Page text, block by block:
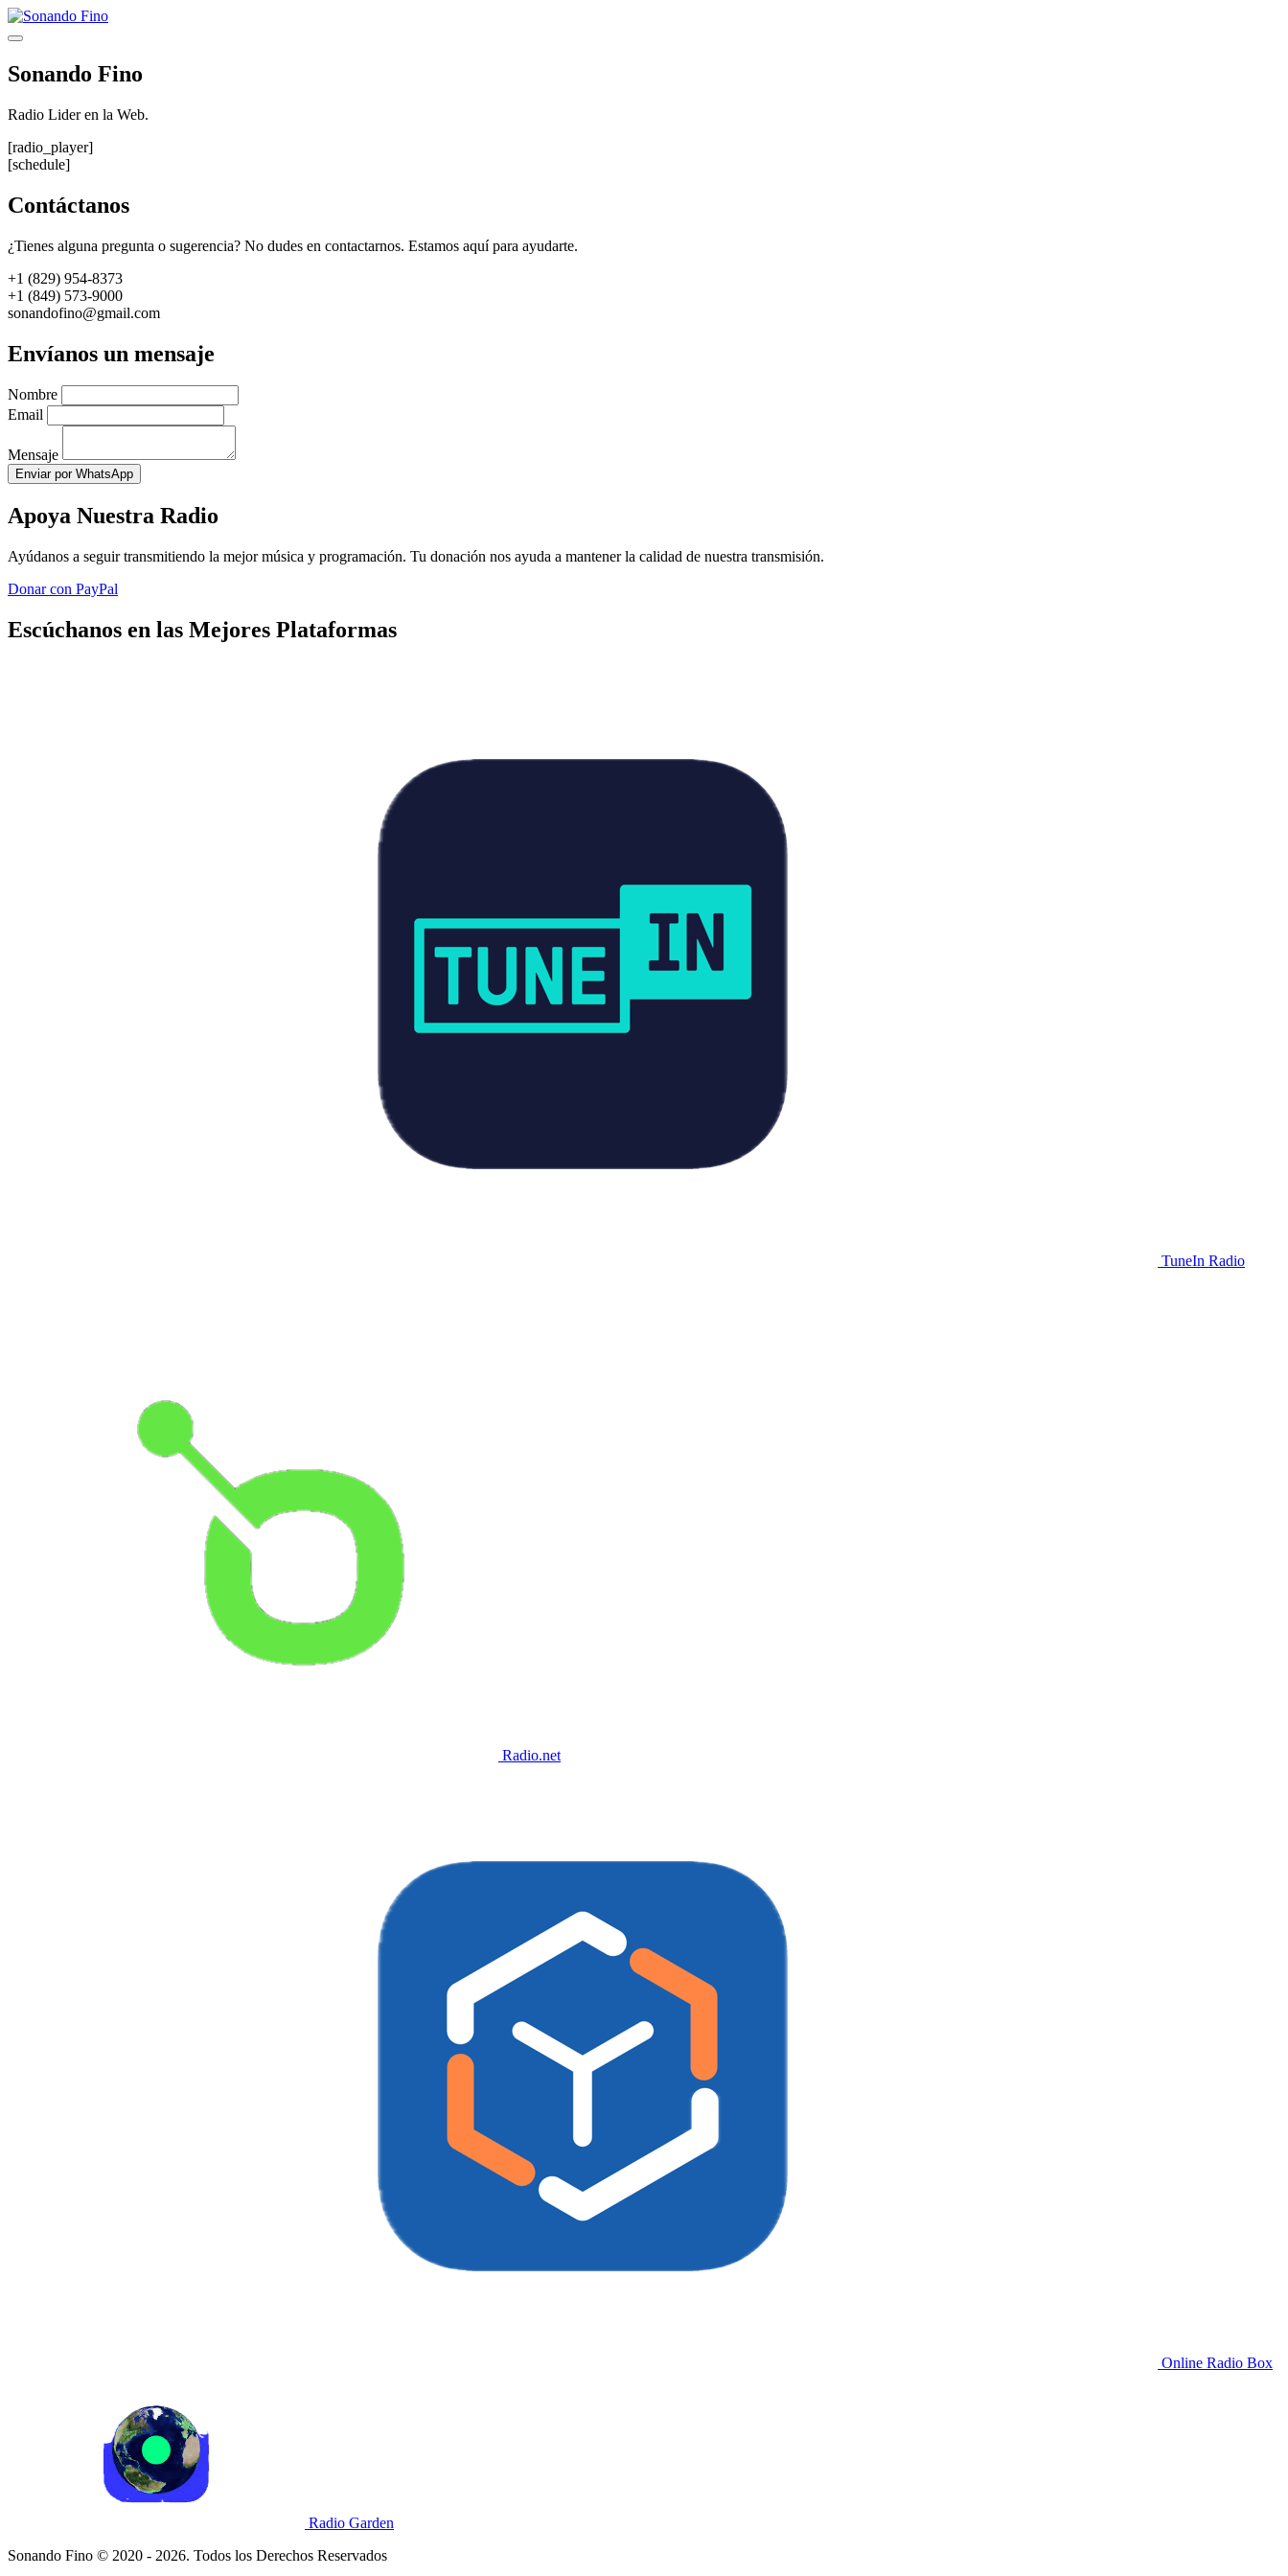
Saltar
al
Menú
Sonando Fino
Radio Lider en la Web.
[radio_player]
[schedule]
Contáctanos
¿Tienes alguna pregunta o sugerencia? No dudes en contactarnos. Estamos aquí para ayudarte.
+1 (829) 954-8373
+1 (849) 573-9000
sonandofino@gmail.com
Envíanos un mensaje
Nombre
Email
Mensaje
Enviar por WhatsApp
Apoya Nuestra Radio
Ayúdanos a seguir transmitiendo la mejor música y programación. Tu donación nos ayuda a mantener la calidad de nuestra transmisión.
Donar con PayPal
Escúchanos en las Mejores Plataformas
TuneIn Radio
Radio.net
Online Radio Box
Radio Garden
Sonando Fino © 2020 - 2026. Todos los Derechos Reservados